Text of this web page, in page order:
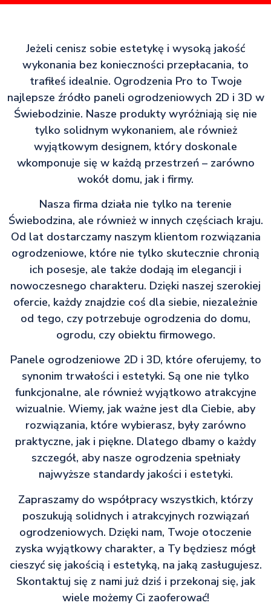
Jeżeli cenisz sobie estetykę i wysoką jakość
wykonania bez konieczności przepłacania, to
trafiłeś idealnie. Ogrodzenia Pro to Twoje
najlepsze źródło paneli ogrodzeniowych 2D i 3D w
Świebodzinie. Nasze produkty wyróżniają się nie
tylko solidnym wykonaniem, ale również
wyjątkowym designem, który doskonale
wkomponuje się w każdą przestrzeń – zarówno
wokół domu, jak i firmy.
Nasza firma działa nie tylko na terenie
Świebodzina, ale również w innych częściach kraju.
Od lat dostarczamy naszym klientom rozwiązania
ogrodzeniowe, które nie tylko skutecznie chronią
ich posesje, ale także dodają im elegancji i
nowoczesnego charakteru. Dzięki naszej szerokiej
ofercie, każdy znajdzie coś dla siebie, niezależnie
od tego, czy potrzebuje ogrodzenia do domu,
ogrodu, czy obiektu firmowego.
Panele ogrodzeniowe 2D i 3D, które oferujemy, to
synonim trwałości i estetyki. Są one nie tylko
funkcjonalne, ale również wyjątkowo atrakcyjne
wizualnie. Wiemy, jak ważne jest dla Ciebie, aby
rozwiązania, które wybierasz, były zarówno
praktyczne, jak i piękne. Dlatego dbamy o każdy
szczegół, aby nasze ogrodzenia spełniały
najwyższe standardy jakości i estetyki.
Zapraszamy do współpracy wszystkich, którzy
poszukują solidnych i atrakcyjnych rozwiązań
ogrodzeniowych. Dzięki nam, Twoje otoczenie
zyska wyjątkowy charakter, a Ty będziesz mógł
cieszyć się jakością i estetyką, na jaką zasługujesz.
Skontaktuj się z nami już dziś i przekonaj się, jak
wiele możemy Ci zaoferować!